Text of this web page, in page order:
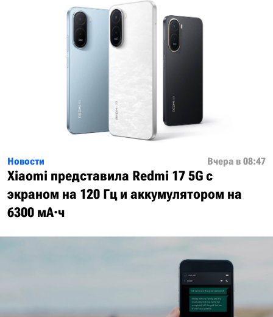
Новости Вчера в 08:47
Xiaomi представила Redmi 17 5G с
экраном на 120 Гц и аккумулятором на
6300 мА·ч